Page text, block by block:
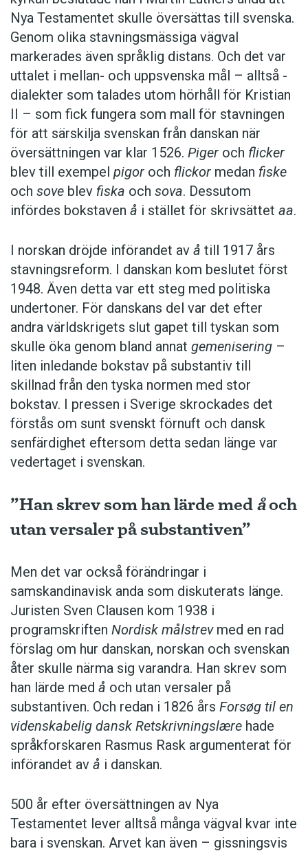
Nya Testamentet skulle översättas till svenska.
Genom olika stavningsmässiga vägval
markerades även språklig distans. Och det var
uttalet i mellan- och uppsvenska mål – alltså ­
dialekter som talades utom hörhåll för Kristian
II – som fick fungera som mall för stavningen
för att särskilja svenskan från danskan när
översättningen var klar 1526. Piger och flicker
blev till exempel pigor och flickor medan fiske
och sove blev fiska och sova. Dessutom
infördes bokstaven å i stället för skrivsättet aa.
I norskan dröjde införandet av å till 1917 års
stavningsreform. I danskan kom beslutet först
1948. Även detta var ett steg med politiska
undertoner. För ­danskans del var det efter
andra världskrigets slut gapet till tyskan som
skulle öka genom bland annat gemenisering –
liten inledande bokstav på substantiv till
skillnad från den tyska normen med stor
bokstav. I pressen i Sverige skrockades det
förstås om sunt svenskt förnuft och dansk
senfärdighet eftersom detta sedan länge var
vedertaget i svenskan.
”Han skrev som han lärde medåoch
utan versaler på substantiven”
Men det var också förändringar i
samskandinavisk anda som diskuterats länge.
Juristen Sven Clausen kom 1938 i
programskriften Nordisk målstrevmed en rad
förslag om hur danskan, norskan och svenskan
åter skulle närma sig varandra. Han skrev som
han lärde med å och utan versaler på
substantiven. Och redan i 1826 års Forsøg til en
videnskabelig dansk Retskrivningslære hade
språkforskaren Rasmus Rask argumenterat för
införandet av å i danskan.
500 år efter översättningen av Nya
Testamentet lever alltså många vägval kvar inte
bara i svenskan. Arvet kan även – gissningsvis